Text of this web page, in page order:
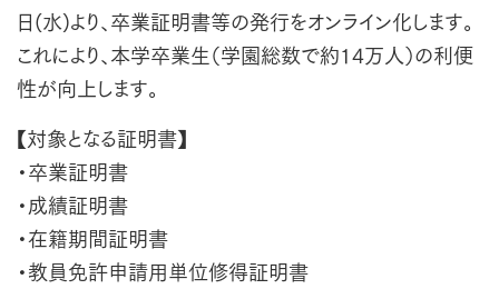
日(水)より、卒業証明書等の発行をオンライン化します。
これにより、本学卒業生（学園総数で約14万人）の利便
性が向上します。
【対象となる証明書】
・卒業証明書
・成績証明書
・在籍期間証明書
・教員免許申請用単位修得証明書